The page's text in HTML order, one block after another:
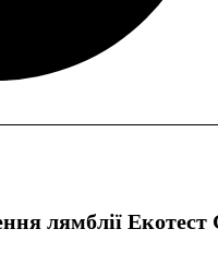
лямблії Екотест